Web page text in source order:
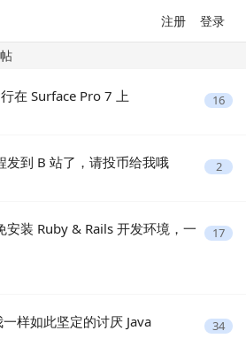
注册 登录
在 Surface Pro 7 上 16
发到 B 站了，请投币给我哦 2
安装 Ruby & Rails 开发环境，一
17
样如此坚定的讨厌 Java 34